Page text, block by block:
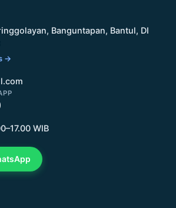
Banguntapan, Bantul, DI
→
WIB